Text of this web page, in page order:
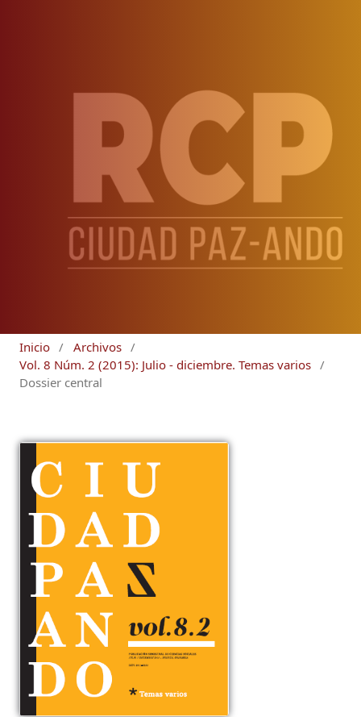
Inicio / Archivos /
Vol. 8 Núm. 2 (2015): Julio - diciembre. Temas varios /
Dossier central